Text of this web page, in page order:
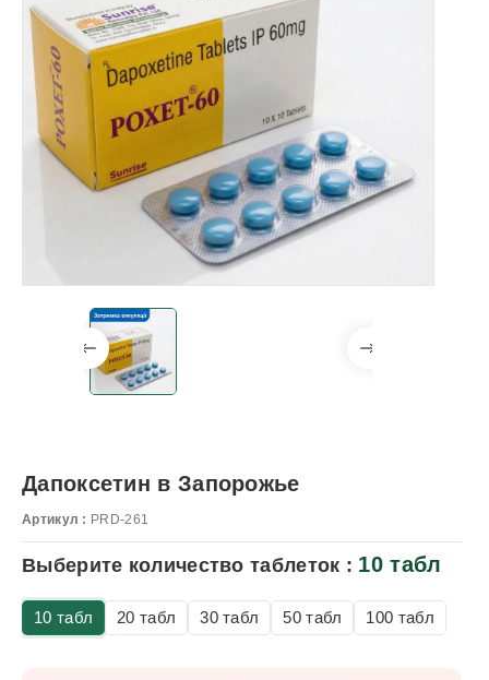
Дапоксетин в Запорожье
Артикул : PRD-261
Выберите количество таблеток : 10 табл
10 табл 20 табл 30 табл 50 табл 100 табл